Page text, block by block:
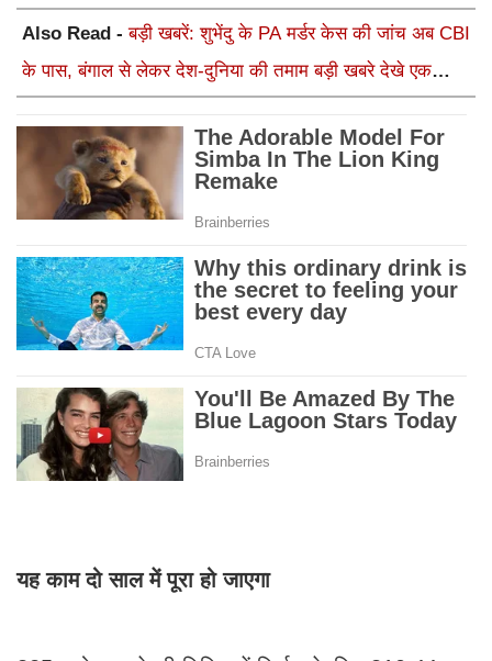
Also Read -बड़ी खबरें: शुभेंदु के PA मर्डर केस की जांच अब CBI
के पास, बंगाल से लेकर देश-दुनिया की तमाम बड़ी खबरे देखे एक
यह काम दो साल में पूरा हो जाएगा